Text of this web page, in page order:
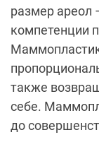
размер
компетенции
также
себе.
до